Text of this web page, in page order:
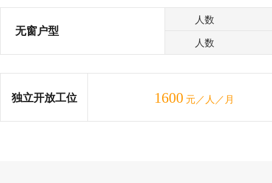
无窗户型
人数
人数
独立开放工位 1600 元／人／月